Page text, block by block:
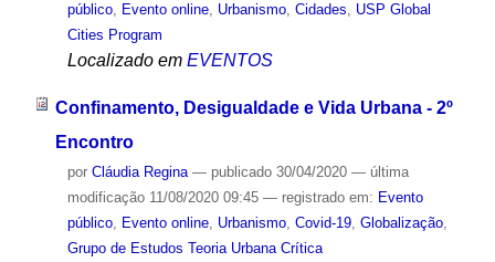
público, Evento online, Urbanismo, Cidades, USP Global
Cities Program
Localizado em EVENTOS
Confinamento, Desigualdade e Vida Urbana - 2º
Encontro
por Cláudia Regina — publicado30/04/2020 — última
modificação11/08/2020 09:45 — registrado em: Evento
público, Evento online, Urbanismo, Covid-19, Globalização,
Grupo de Estudos Teoria Urbana Crítica